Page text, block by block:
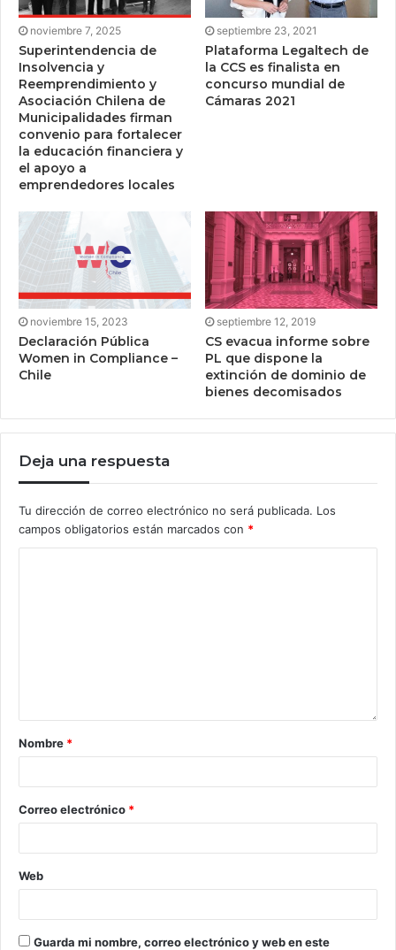
noviembre 7, 2025
Superintendencia de
Insolvencia y
Reemprendimiento y
Asociación Chilena de
Municipalidades firman
convenio para fortalecer
la educación financiera y
el apoyo a
emprendedores locales
septiembre 23, 2021
Plataforma Legaltech de
la CCS es finalista en
concurso mundial de
Cámaras 2021
noviembre 15, 2023
Declaración Pública
Women in Compliance –
Chile
septiembre 12, 2019
CS evacua informe sobre
PL que dispone la
extinción de dominio de
bienes decomisados
Deja una respuesta
Tu dirección de correo electrónico no será publicada. Los
campos obligatorios están marcados con *
Nombre *
Correo electrónico *
Web
Guarda mi nombre, correo electrónico y web en este